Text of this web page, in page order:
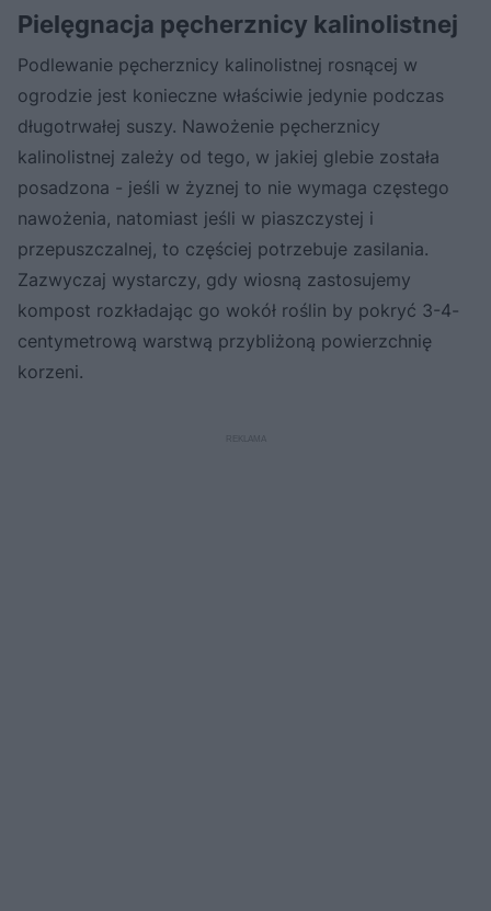
Pielęgnacja pęcherznicy kalinolistnej
Podlewanie pęcherznicy kalinolistnej rosnącej w
ogrodzie jest konieczne właściwie jedynie podczas
długotrwałej suszy. Nawożenie pęcherznicy
kalinolistnej zależy od tego, w jakiej glebie została
posadzona - jeśli w żyznej to nie wymaga częstego
nawożenia, natomiast jeśli w piaszczystej i
przepuszczalnej, to częściej potrzebuje zasilania.
Zazwyczaj wystarczy, gdy wiosną zastosujemy
kompost rozkładając go wokół roślin by pokryć 3-4-
centymetrową warstwą przybliżoną powierzchnię
korzeni.